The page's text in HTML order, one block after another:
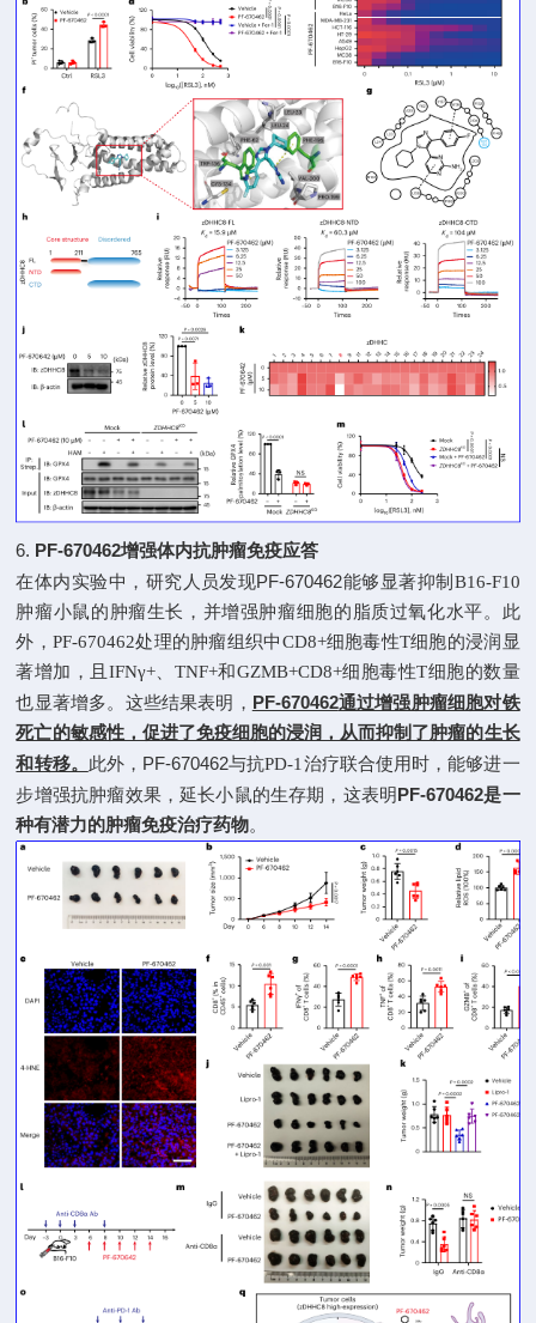
6. PF-670462增强体内抗肿瘤免疫应答
在体内实验中，研究人员发现PF-670462能够显著抑制 B16-F10
肿瘤小鼠的肿瘤生长，并增强肿瘤细胞的脂质过氧化水平。此
外， PF-670462处理的肿瘤组织中CD8+细胞毒性T细胞的浸润显
著增加，且 IFNγ+、 TNF+和GZMB+CD8+细胞毒性T细胞的数量
也显著增多。这些结果表明， PF-670462通过增强肿瘤细胞对铁
死亡的敏感性，促进了免疫细胞的浸润，从而抑制了肿瘤的生长
和转移。 此外， PF-670462与抗PD-1 治疗联合使用时，能够进一
步增强抗肿瘤效果，延长小鼠的生存期，这表明PF-670462是一
种有潜力的肿瘤免疫治疗药物。